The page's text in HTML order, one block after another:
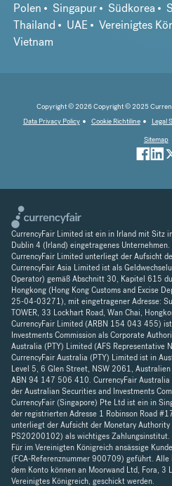
Polen
Singapur Südkorea
Thailand
UAE Vereinigtes
Vietnam
Copyright © 2026 Copyright © 2025
Data Privacy Policy
Cookie Richtiline Legal
Sitemap
CurrencyFair Limited ist ein in Irland mit Sitz
Dublin 4 (Irland) eingetragenes
CurrencyFair Limited unterliegt der Aufsicht
CurrencyFair Asia Limited ist als
Operator) gemäß Abschnitt 30, Kapitel 615
Hongkong (Hong Kong Customs and Excise
25-04-03271), mit eingetragener Adresse:
TOWER, 33 Lockhart Road, Wan Chai,
CurrencyFair Limited (ARBN 154 043 455)
Investments Commission als Corporate
Australia (PTY) Limited (AFS
CurrencyFair Australia (PTY) Limited ist in
Level 5, 6 Glen Street, NSW 2061,
ABN 94 147 506 410. CurrencyFair
der Australian Securities and Investments
CurrencyFair (Singapore) Pte Ltd ist ein in
der registrierten Adresse 1 Robinson Road
unterliegt der Aufsicht der Monetary Authority
PS20200102) als wichtiges Zahlungsinstitut.
Für im Vereinigten Königreich ansässige
(FCA-Referenznummer 900709) geführt.
dem Konto können an Moorwand Ltd, Fora, 3
Vereinigtes Königreich, geschickt werden.